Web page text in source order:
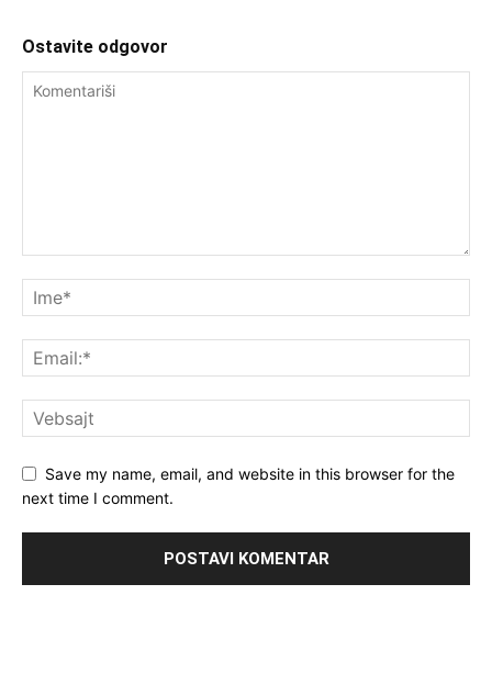
Ostavite odgovor
Save my name, email, and website in this browser for the
next time I comment.